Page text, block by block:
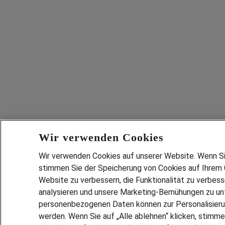
Wir verwenden Cookies
Wir verwenden Cookies auf unserer Website. Wenn
stimmen Sie der Speicherung von Cookies auf
Website zu verbessern, die Funktionalität zu
analysieren und unsere Marketing-Bemühungen zu
personenbezogenen Daten können zur
werden. Wenn Sie auf „Alle ablehnen“ klicken,